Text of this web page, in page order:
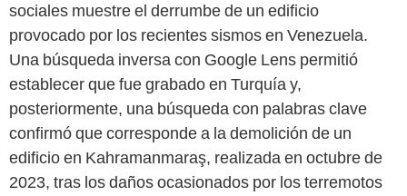
sociales muestre el derrumbe de un edificio
provocado por los recientes sismos en Venezuela.
Una búsqueda inversa con Google Lens permitió
establecer que fue grabado en Turquía y,
posteriormente, una búsqueda con palabras clave
confirmó que corresponde a la demolición de un
edificio en Kahramanmaraş, realizada en octubre de
2023, tras los daños ocasionados por los terremotos